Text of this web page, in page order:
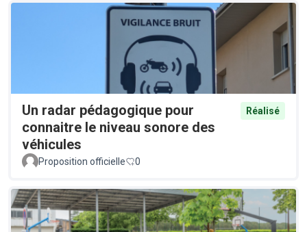
Un radar pédagogique pour
connaitre le niveau sonore des
véhicules
Réalisé
Proposition officielle 0